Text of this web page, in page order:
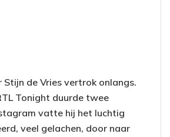
de Vries vertrok onlangs.
Tonight duurde twee
vatte hij het luchtig
veel gelachen, door naar